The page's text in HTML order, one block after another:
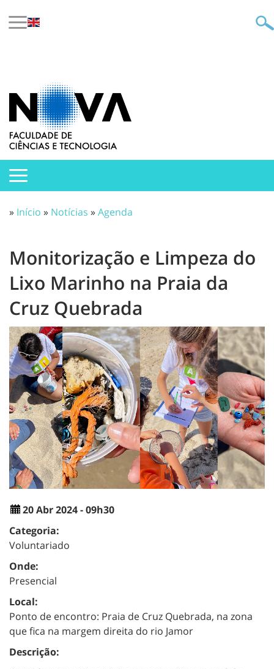
» Início » Notícias »Agenda
Monitorização e Limpeza do
Lixo Marinho na Praia da
Cruz Quebrada
20 Abr 2024 - 09h30
Categoria:
Voluntariado
Onde:
Presencial
Local:
Ponto de encontro: Praia de Cruz Quebrada, na zona
que fica na margem direita do rio Jamor
Descrição: